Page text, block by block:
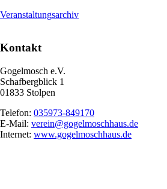
Veranstaltungsarchiv
Kontakt
Gogelmosch e.V.
Schafbergblick 1
01833 Stolpen
Telefon: 035973-849170
E-Mail: verein@gogelmoschhaus.de
Internet: www.gogelmoschhaus.de